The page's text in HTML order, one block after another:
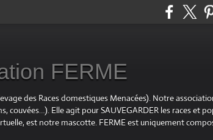
FERME
des Races domestiques Menacées). Notre
couvées…). Elle agit pour SAUVEGARDER les races et
est notre mascotte. FERME est uniquement